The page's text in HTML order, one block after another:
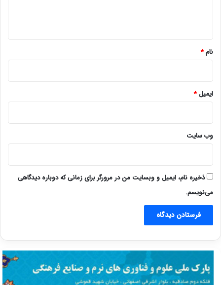
نام*
ایمیل*
وب‌ سایت
ذخیره نام، ایمیل و وبسایت من در مرورگر برای زمانی که دوباره دیدگاهی
می‌نویسم.